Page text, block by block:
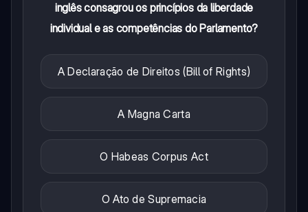
inglês consagrou os princípios da liberdade
individual e as competências do Parlamento?
A Declaração de Direitos (Bill of Rights)
A Magna Carta
O Habeas Corpus Act
O Ato de Supremacia